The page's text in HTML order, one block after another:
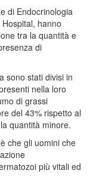
di Endocrinologia
hanno
tra la quantità e
di
sono stati divisi in
nella loro
di grassi
del 43% rispetto al
quantità minore.
che gli uomini che
più vitali ed